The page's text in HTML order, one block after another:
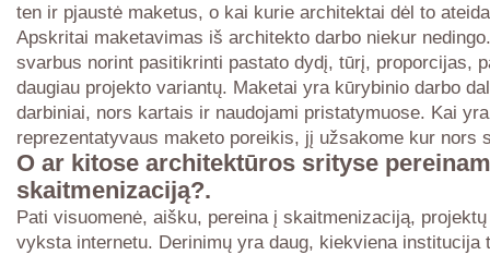
ten ir pjaustė maketus, o kai kurie architektai dėl to
Apskritai maketavimas iš architekto darbo niekur
svarbus norint pasitikrinti pastato dydį, tūrį, proporcijas,
daugiau projekto variantų. Maketai yra kūrybinio darbo
darbiniai, nors kartais ir naudojami pristatymuose. Kai yra
reprezentatyvaus maketo poreikis, jį užsakome kur nors
O ar kitose architektūros srityse
skaitmenizaciją?.
Pati visuomenė, aišku, pereina į skaitmenizaciją,
vyksta internetu. Derinimų yra daug, kiekviena institucija